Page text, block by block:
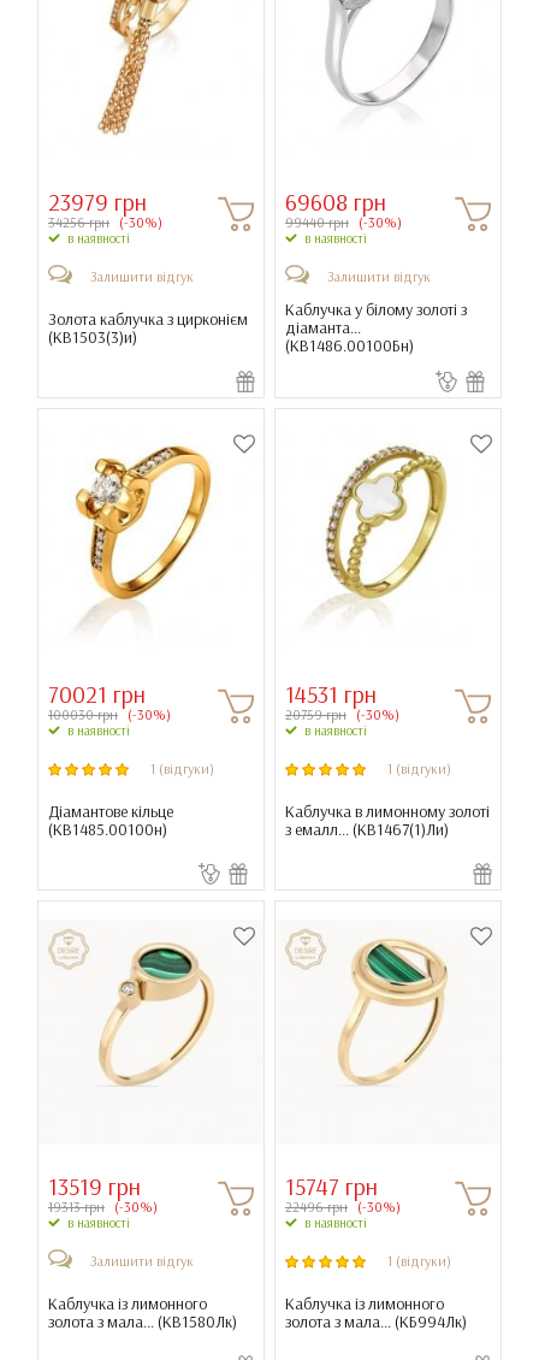
23979 грн
34256 грн (-30%)
в наявності
Залишити відгук
Золота каблучка з цирконієм
(КВ1503(3)и)
69608 грн
99440 грн (-30%)
в наявності
Залишити відгук
Каблучка у білому золоті з
діаманта...
(КВ1486.00100Бн)
70021 грн
100030 грн (-30%)
в наявності
1 (відгуки)
Діамантове кільце
(КВ1485.00100н)
14531 грн
20759 грн (-30%)
в наявності
1 (відгуки)
Каблучка в лимонному золоті
з емалл... (КВ1467(1)Ли)
13519 грн
19313 грн (-30%)
в наявності
Залишити відгук
Каблучка із лимонного
золота з мала... (КВ1580Лк)
15747 грн
22496 грн (-30%)
в наявності
1 (відгуки)
Каблучка із лимонного
золота з мала... (КБ994Лк)